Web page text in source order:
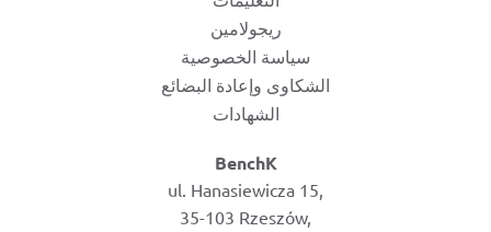
ريجولامين
سياسة الخصوصية
الشكاوى وإعادة البضائع
الشهادات
BenchK
ul. Hanasiewicza 15,
35-103 Rzeszów,